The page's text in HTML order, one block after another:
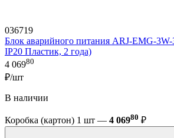
036719
Блок аварийного питания ARJ-EMG-
IP20 Пластик, 2 года)
4 06980
₽/шт
В наличии
Коробка (картон) 1 шт — 4 06980 ₽